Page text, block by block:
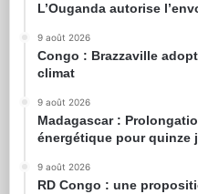
L’Ouganda autorise
9 août 2026
Congo : Brazzaville
climat
9 août 2026
Madagascar :
énergétique pour quinze
9 août 2026
RD Congo : une